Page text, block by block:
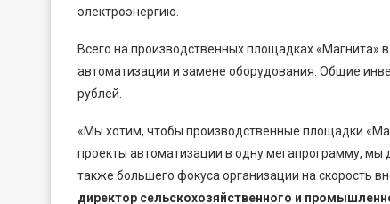
электроэнергию.
Всего на производственных площадках «Магнита»
автоматизации и замене оборудования. Общие
рублей.
«Мы хотим, чтобы производственные площадки
проекты автоматизации в одну мегапрограмму, мы
также большего фокуса организации на скорость
директор сельскохозяйственного и